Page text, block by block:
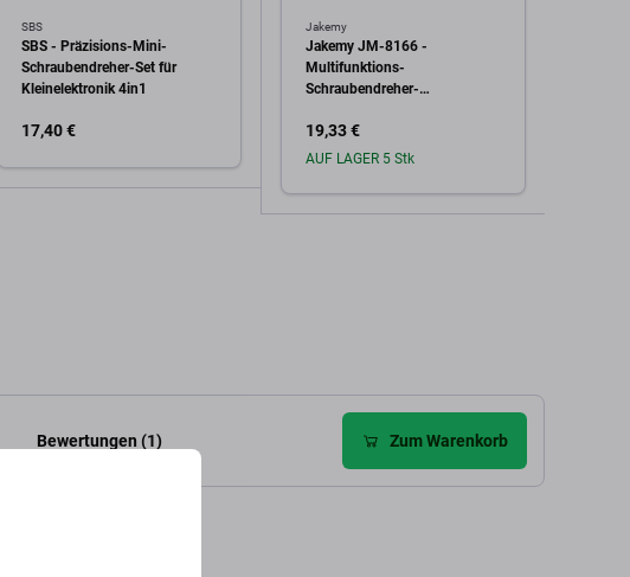
SBS
SBS - Präzisions-Mini-
Schraubendreher-Set für
Kleinelektronik 4in1
17,40 €
Jakemy
Jakemy JM-8166 -
Multifunktions-
Schraubendreher-
19,33 €
AUF LAGER 5 Stk
Bewertungen (1) Zum Warenkorb